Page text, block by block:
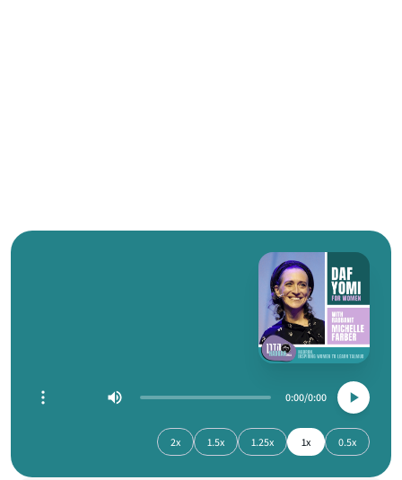
0:00
0:00
0.5x
1x
1.25x
1.5x
2x